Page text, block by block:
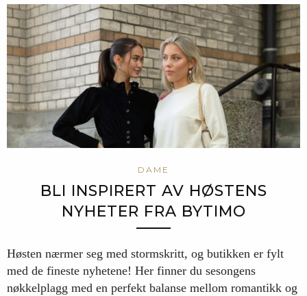
DAME
BLI INSPIRERT AV HØSTENS
NYHETER FRA BYTIMO
Høsten nærmer seg med stormskritt, og butikken er fylt
med de fineste nyhetene! Her finner du sesongens
nøkkelplagg med en perfekt balanse mellom romantikk og